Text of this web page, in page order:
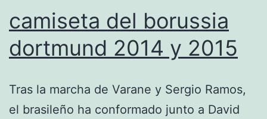
camiseta del borussia
dortmund 2014 y 2015
Tras la marcha de Varane y Sergio Ramos,
el brasileño ha conformado junto a David